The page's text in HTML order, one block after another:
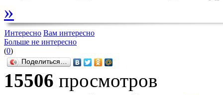
»
Интересно Вам интересно
Больше не интересно
(0)
Поделиться…
15506 просмотров